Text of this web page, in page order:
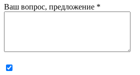
Ваш вопрос, предложение *